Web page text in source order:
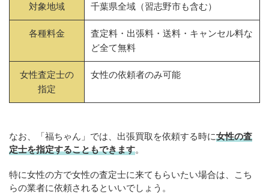
対象地域 千葉県全域（習志野市も含む）
各種料金
査定料・出張料・送料・キャンセル料な
ど全て無料
女性査定士の
指定
女性の依頼者のみ可能
なお、「福ちゃん」では、出張買取を依頼する時に女性の査
定士を指定することもできます。
特に女性の方で女性の査定士に来てもらいたい場合は、こち
らの業者に依頼されるといいでしょう。